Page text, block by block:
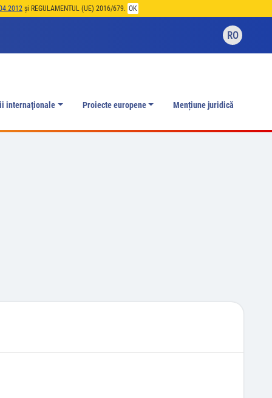
și REGULAMENTUL (UE) 2016/679. OK
RO
internaţionale Proiecte europene Mențiune juridică